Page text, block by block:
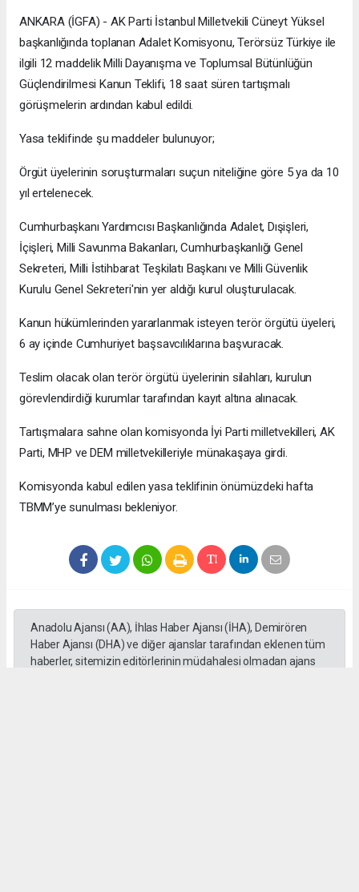
ANKARA (İGFA) - AK Parti İstanbul Milletvekili Cüneyt Yüksel
başkanlığında toplanan Adalet Komisyonu, Terörsüz Türkiye ile
ilgili 12 maddelik Milli Dayanışma ve Toplumsal Bütünlüğün
Güçlendirilmesi Kanun Teklifi, 18 saat süren tartışmalı
görüşmelerin ardından kabul edildi.
Yasa teklifinde şu maddeler bulunuyor;
Örgüt üyelerinin soruşturmaları suçun niteliğine göre 5 ya da 10
yıl ertelenecek.
Cumhurbaşkanı Yardımcısı Başkanlığında Adalet, Dışişleri,
İçişleri, Milli Savunma Bakanları, Cumhurbaşkanlığı Genel
Sekreteri, Milli İstihbarat Teşkilatı Başkanı ve Milli Güvenlik
Kurulu Genel Sekreteri'nin yer aldığı kurul oluşturulacak.
Kanun hükümlerinden yararlanmak isteyen terör örgütü üyeleri,
6 ay içinde Cumhuriyet başsavcılıklarına başvuracak.
Teslim olacak olan terör örgütü üyelerinin silahları, kurulun
görevlendirdiği kurumlar tarafından kayıt altına alınacak.
Tartışmalara sahne olan komisyonda İyi Parti milletvekilleri, AK
Parti, MHP ve DEM milletvekilleriyle münakaşaya girdi.
Komisyonda kabul edilen yasa teklifinin önümüzdeki hafta
TBMM’ye sunulması bekleniyor.
Anadolu Ajansı (AA), İhlas Haber Ajansı (İHA), Demirören
Haber Ajansı (DHA) ve diğer ajanslar tarafından eklenen tüm
haberler, sitemizin editörlerinin müdahalesi olmadan ajans